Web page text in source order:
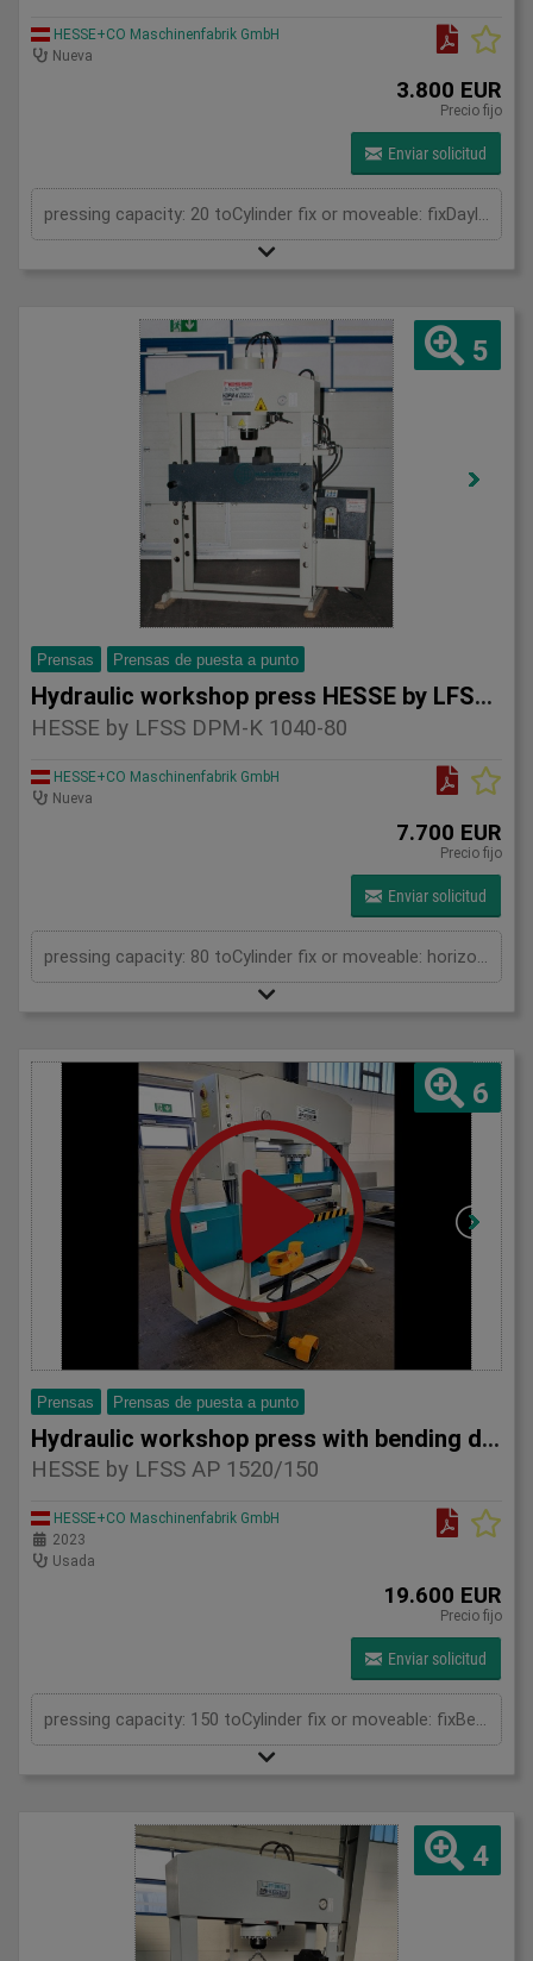
HESSE+CO Maschinenfabrik GmbH
Nueva
3.800 EUR
Precio fijo
Enviar solicitud
pressing capacity: 20 toCylinder fix or moveable: fixDaylight: 825 mmDistance between columns: 520 mmLength: 1150 mmWidth: 500 mmHeight: 1800 (PSS: 1950) mm
5
Prensas Prensas de puesta a punto
Hydraulic workshop press HESSE by LFSS DPM-K 1040-
HESSE by LFSS DPM-K 1040-80
HESSE+CO Maschinenfabrik GmbH
Nueva
7.700 EUR
Precio fijo
Enviar solicitud
6
Prensas Prensas de puesta a punto
Hydraulic workshop press with bending device HESSE
HESSE by LFSS AP 1520/150
HESSE+CO Maschinenfabrik GmbH
2023
Usada
19.600 EUR
Precio fijo
Enviar solicitud
pressing capacity: 150 toCylinder fix or moveable: fixBending length: 1520 mmStroke: 300 mmDistance between columns: 1520 mmDistance between table and toolholder: 610 mmRapid speed: 9 mm/sWorking speed: 5 mm/sRetraction speed: 10 mm/sMax. bending capacity (mild steel): 10 mmTable: 600x1520 mmHole in table: 100 mmHole distance: 190 mmLength: 2630 mmWidth: 1000 mmHeight: 2450 mmWeight: 3270 kg
4